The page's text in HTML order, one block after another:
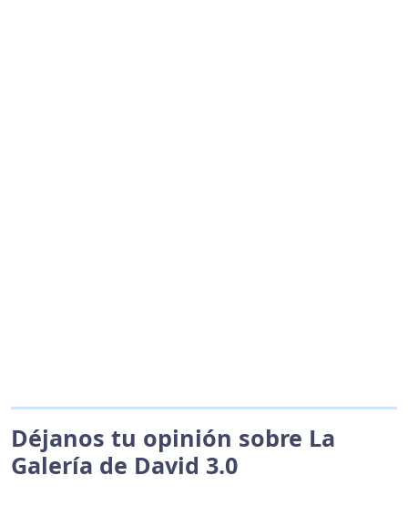
Déjanos tu opinión sobre La
Galería de David 3.0